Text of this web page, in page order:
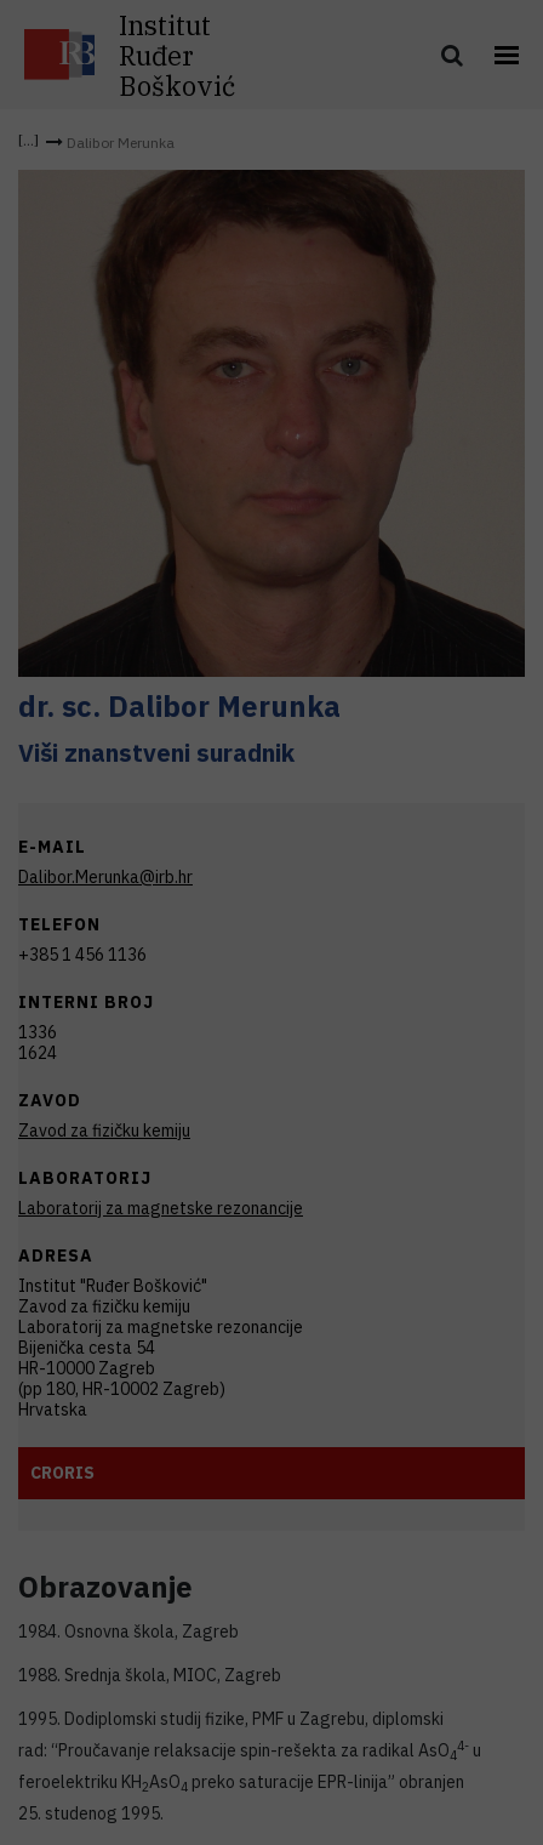
Institut
Ruđer
Bošković
Dalibor Merunka
dr. sc. Dalibor Merunka
Viši znanstveni suradnik
E-MAIL
Dalibor.Merunka@irb.hr
TELEFON
+385 1 456 1136
INTERNI BROJ
1336
1624
ZAVOD
Zavod za fizičku kemiju
LABORATORIJ
Laboratorij za magnetske rezonancije
ADRESA
Institut "Ruđer Bošković"
Zavod za fizičku kemiju
Laboratorij za magnetske rezonancije
Bijenička cesta 54
HR-10000 Zagreb
(pp 180, HR-10002 Zagreb)
Hrvatska
CRORIS
Obrazovanje
1984. Osnovna škola, Zagreb
1988. Srednja škola, MIOC, Zagreb
1995. Dodiplomski studij fizike, PMF u Zagrebu, diplomski
rad: “Proučavanje relaksacije spin-rešekta za radikal AsO4
4- u
feroelektriku KH2AsO4 preko saturacije EPR-linija” obranjen
25. studenog 1995.